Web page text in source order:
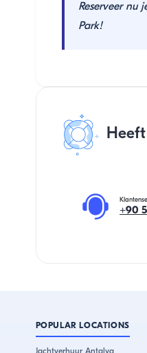
Reserveer
Park!
+90
POPULAR LOCATIONS